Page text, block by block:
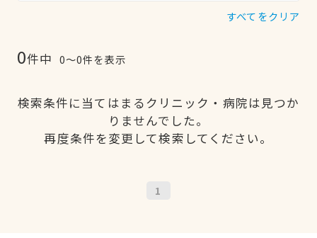
すべてをクリア
0件中 0〜0件を表示
検索条件に当てはまるクリニック・病院は見つか
りませんでした。
再度条件を変更して検索してください。
1